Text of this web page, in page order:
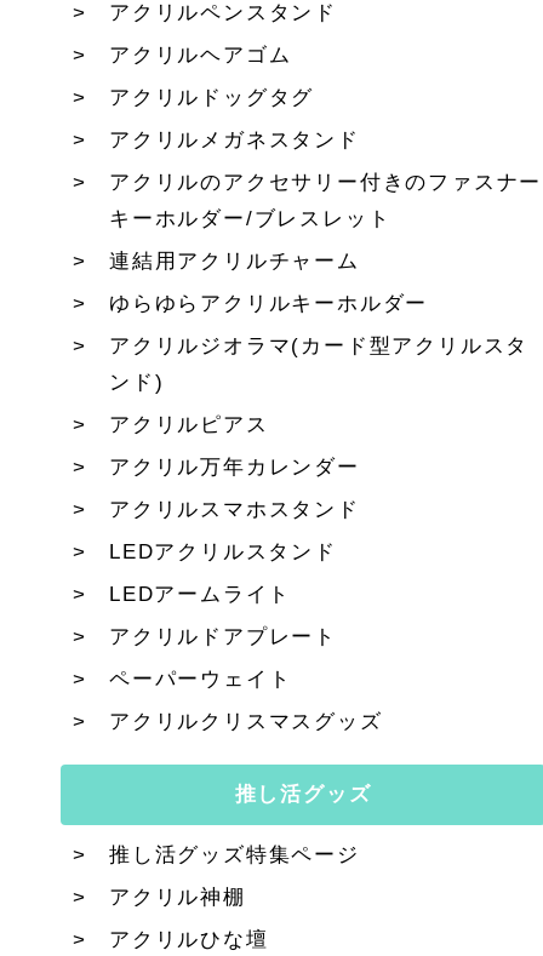
アクリルペンスタンド
アクリルヘアゴム
アクリルドッグタグ
アクリルメガネスタンド
アクリルのアクセサリー付きのファスナー
キーホルダー/ブレスレット
連結用アクリルチャーム
ゆらゆらアクリルキーホルダー
アクリルジオラマ(カード型アクリルスタ
ンド)
アクリルピアス
アクリル万年カレンダー
アクリルスマホスタンド
LEDアクリルスタンド
LEDアームライト
アクリルドアプレート
ペーパーウェイト
アクリルクリスマスグッズ
推し活グッズ
推し活グッズ特集ページ
アクリル神棚
アクリルひな壇